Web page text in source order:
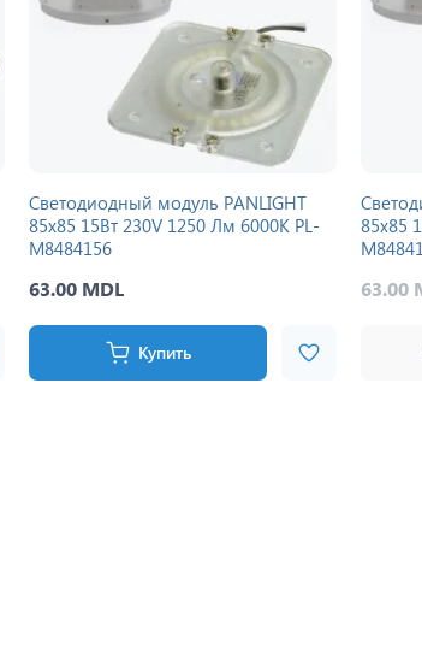
Светодиодный модуль PANLIGHT
85x85 15Вт 230V 1250 Лм 6000K PL-
M8484156
63.00 MDL
Купить
85x85
63.00